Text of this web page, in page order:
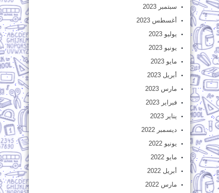
سبتمبر 2023
أغسطس 2023
يوليو 2023
يونيو 2023
مايو 2023
أبريل 2023
مارس 2023
فبراير 2023
يناير 2023
ديسمبر 2022
يونيو 2022
مايو 2022
أبريل 2022
مارس 2022